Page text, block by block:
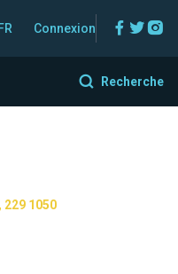
Connexion
Recherche
229 1050